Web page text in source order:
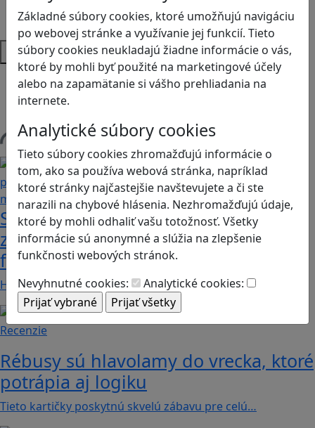
Základné súbory cookies, ktoré umožňujú navigáciu
po webovej stránke a využívanie jej funkcií. Tieto
súbory cookies neukladajú žiadne informácie o vás,
ktoré by mohli byť použité na marketingové účely
alebo na zapamätanie si vášho prehliadania na
internete.
Analytické súbory cookies
Tieto súbory cookies zhromažďujú informácie o
tom, ako sa používa webová stránka, napríklad
ktoré stránky najčastejšie navštevujete a či ste
narazili na chybové hlásenia. Nezhromažďujú údaje,
ktoré by mohli odhaliť vašu totožnosť. Všetky
informácie sú anonymné a slúžia na zlepšenie
funkčnosti webových stránok.
Nevyhnutné cookies:
Analytické cookies:
Strategické myslenie
Zdravie a pohyb
Platformy
Android
Herná konzola
Načítam blogy
Stanete sa influencerom, keď budete
zdieľať iba pravdivé, nie alternatívne
fakty? Dozviete sa v hre Follow me
Hráči a hráčky sa stávajú používateľmi/kami…
Recenzie
Rébusy sú hlavolamy do vrecka, ktoré
potrápia aj logiku
Tieto kartičky poskytnú skvelú zábavu pre celú…